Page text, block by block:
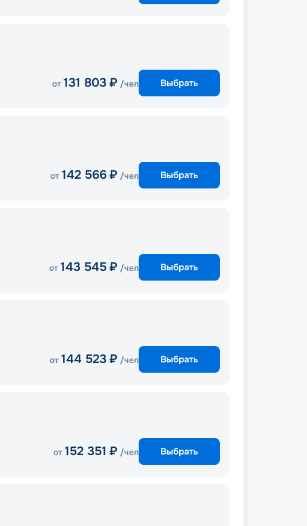
от 131 803 ₽ /чел Выбрать
от 142 566 ₽ /чел Выбрать
от 143 545 ₽ /чел Выбрать
от 144 523 ₽ /чел Выбрать
от 152 351 ₽ /чел Выбрать